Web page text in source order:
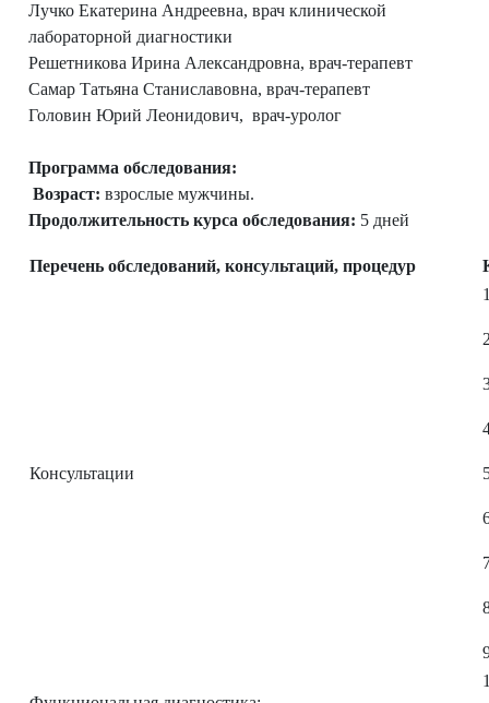
Лучко Екатерина Андреевна, врач клинической
лабораторной диагностики
Решетникова Ирина Александровна, врач-терапевт
Самар Татьяна Станиславовна, врач-терапевт
Головин Юрий Леонидович, врач-уролог
Программа обследования:
Возраст:взрослые мужчины.
Продолжительность курса обследования: 5 дней
Перечень обследований, консультаций, процедур
Консультации